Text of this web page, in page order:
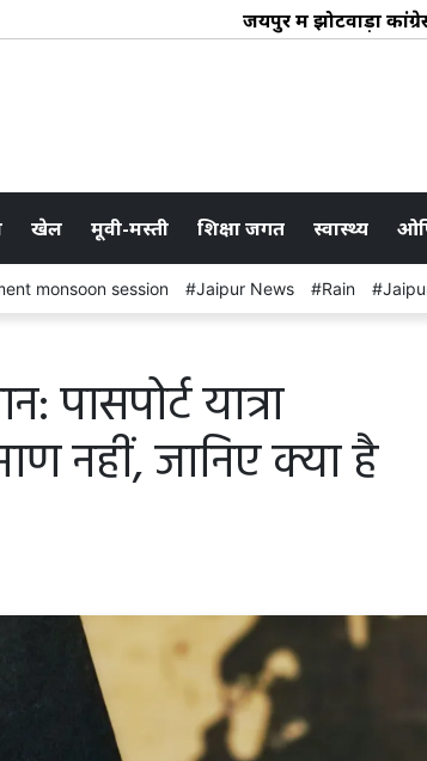
जयपुर में झोटवाड़ा
खेल मूवी-मस्ती शिक्षा जगत स्वास्थ्य
monsoon session Jaipur News Rain
यात्रा
नहीं, जानिए क्या है